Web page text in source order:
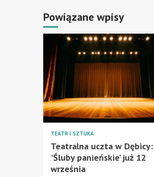
Powiązane wpisy
TEATR I SZTUKA
Teatralna uczta w Dębicy:
'Śluby panieńskie’ już 12
września